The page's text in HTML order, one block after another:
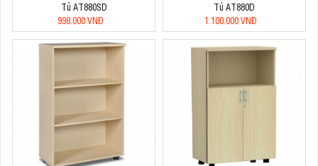
Tủ AT880SD
998.000 VNĐ
Tủ AT880D
1.100.000 VNĐ